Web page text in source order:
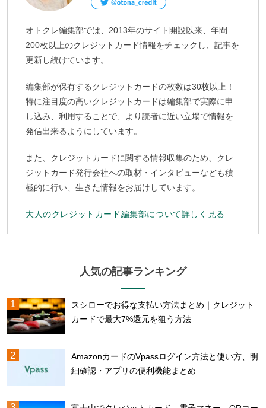
オトクレ編集部では、2013年のサイト開設以来、年間
200枚以上のクレジットカード情報をチェックし、記事を
更新し続けています。
編集部が保有するクレジットカードの枚数は30枚以上！
特に注目度の高いクレジットカードは編集部で実際に申
し込み、利用することで、より読者に近い立場で情報を
発信出来るようにしています。
また、クレジットカードに関する情報収集のため、クレ
ジットカード発行会社への取材・インタビューなども積
極的に行い、生きた情報をお届けしています。
大人のクレジットカード編集部について詳しく見る
人気の記事ランキング
スシローでお得な支払い方法まとめ｜クレジット
カードで最大7%還元を狙う方法
AmazonカードのVpassログイン方法と使い方、明
細確認・アプリの便利機能まとめ